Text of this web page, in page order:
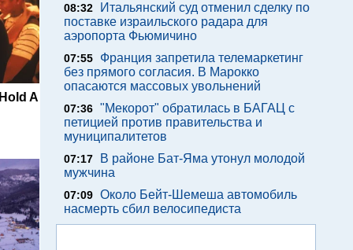
A
08:32
Итальянский суд отменил сделку по
поставке израильского радара для
аэропорта Фьюмичино
07:55
Франция запретила телемаркетинг
без прямого согласия. В Марокко
опасаются массовых увольнений
07:36 "Мекорот" обратилась в БАГАЦ с
петицией против правительства и
муниципалитетов
07:17
В районе Бат-Яма утонул молодой
мужчина
07:09 Около Бейт-Шемеша автомобиль
насмерть сбил велосипедиста